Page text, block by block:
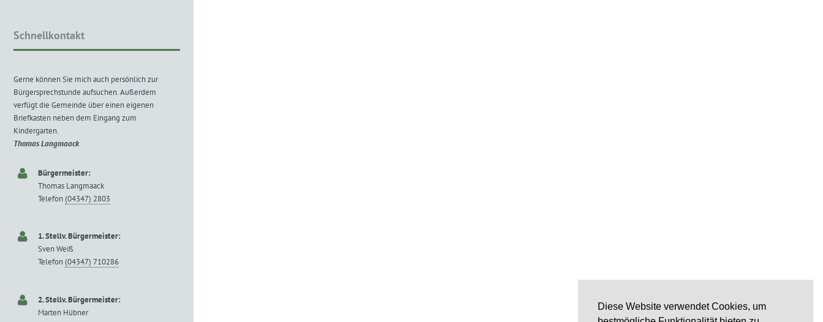
Diese Website verwendet Cookies, um
Schnellkontakt
Gerne können Sie mich auch persönlich zur
Bürgersprechstunde aufsuchen. Außerdem
verfügt die Gemeinde über einen eigenen
Briefkasten neben dem Eingang zum
Kindergarten.
Thomas Langmaack
Bürgermeister:
Thomas Langmaack
Telefon(04347) 2803
1. Stellv. Bürgermeister:
Sven Weiß
Telefon(04347) 710286
2. Stellv. Bürgermeister:
Marten Hübner